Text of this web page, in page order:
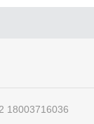
2021-08-
18003716036